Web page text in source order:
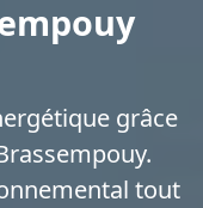
grâce
tout